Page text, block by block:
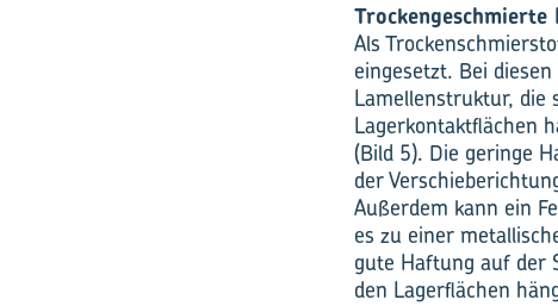
Trockengeschmierte
Als
eingesetzt. Bei
Lamellenstruktur, die
Lagerkontaktflächen
(Bild 5). Die geringe
der
Außerdem kann ein
es zu einer
gute Haftung auf der
den Lagerflächen